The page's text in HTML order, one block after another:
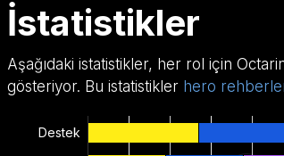
İstatistikler
Aşağıdaki istatistikler, her rol için
gösteriyor. Bu istatistikler hero
Destek